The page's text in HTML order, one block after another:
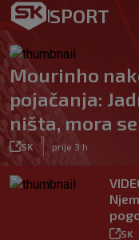
SPORT
Mourinho
pojačanja:
ništa, mora
SK prije 3 h
SK